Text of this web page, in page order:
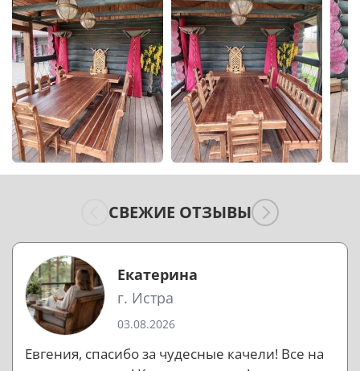
СВЕЖИЕ ОТЗЫВЫ
Екатерина
г. Истра
03.08.2026
Евгения, спасибо за чудесные качели! Все на